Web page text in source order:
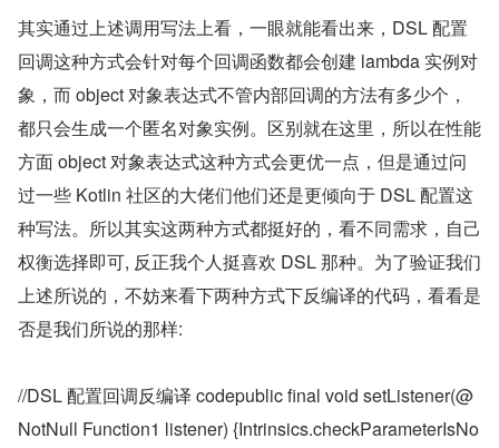
其实通过上述调用写法上看，一眼就能看出来，DSL 配置
回调这种方式会针对每个回调函数都会创建 lambda 实例对
象，而 object 对象表达式不管内部回调的方法有多少个，
都只会生成一个匿名对象实例。区别就在这里，所以在性能
方面 object 对象表达式这种方式会更优一点，但是通过问
过一些 Kotlin 社区的大佬们他们还是更倾向于 DSL 配置这
种写法。所以其实这两种方式都挺好的，看不同需求，自己
权衡选择即可, 反正我个人挺喜欢 DSL 那种。为了验证我们
上述所说的，不妨来看下两种方式下反编译的代码，看看是
否是我们所说的那样:
//DSL 配置回调反编译 codepublic final void setListener(@
NotNull Function1 listener) {Intrinsics.checkParameterIsNo